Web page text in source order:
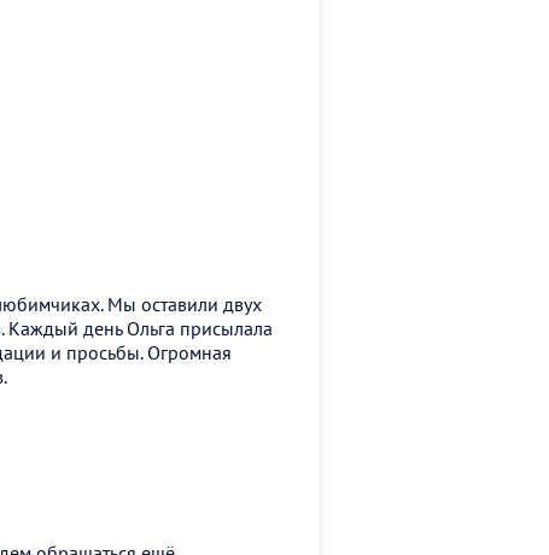
Мы оставили двух
Каждый день Ольга присылала
и просьбы. Огромная